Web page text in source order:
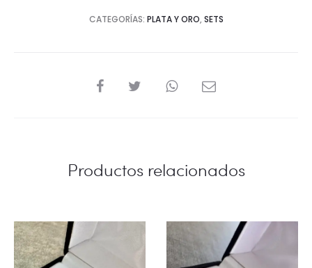
CATEGORÍAS: PLATA Y ORO, SETS
COMPARTIR
Productos relacionados